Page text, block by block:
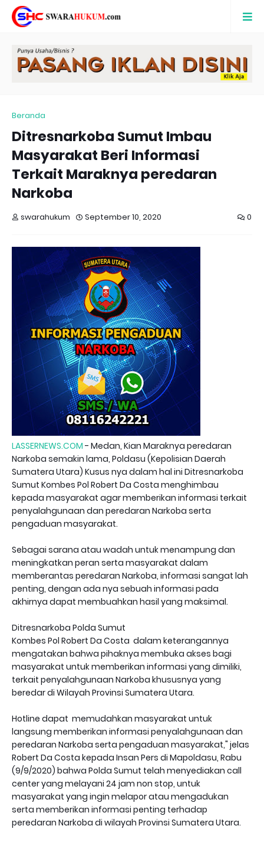
Beranda
Ditresnarkoba Sumut Imbau
Masyarakat Beri Informasi
Terkait Maraknya peredaran
Narkoba
swarahukum September 10, 2020 0
LASSERNEWS.COM - Medan, Kian Maraknya peredaran
Narkoba semakin lama, Poldasu (Kepolisian Daerah
Sumatera Utara) Kusus nya dalam hal ini Ditresnarkoba
Sumut Kombes Pol Robert Da Costa menghimbau
kepada masyarakat agar memberikan informasi terkait
penyalahgunaan dan peredaran Narkoba serta
pengaduan masyarakat.
Sebagai sarana atau wadah untuk menampung dan
meningkatkan peran serta masyarakat dalam
memberantas peredaran Narkoba, informasi sangat lah
penting, dengan ada nya sebuah informasi pada
akhirnya dapat membuahkan hasil yang maksimal.
Ditresnarkoba Polda Sumut
Kombes Pol Robert Da Costa dalam keterangannya
mengatakan bahwa pihaknya membuka akses bagi
masyarakat untuk memberikan informasi yang dimiliki,
terkait penyalahgunaan Narkoba khususnya yang
beredar di Wilayah Provinsi Sumatera Utara.
Hotline dapat memudahkan masyarakat untuk
langsung memberikan informasi penyalahgunaan dan
peredaran Narkoba serta pengaduan masyarakat," jelas
Robert Da Costa kepada Insan Pers di Mapoldasu, Rabu
(9/9/2020) bahwa Polda Sumut telah menyediakan call
center yang melayani 24 jam non stop, untuk
masyarakat yang ingin melapor atau mengadukan
serta memberikan informasi penting terhadap
peredaran Narkoba di wilayah Provinsi Sumatera Utara.